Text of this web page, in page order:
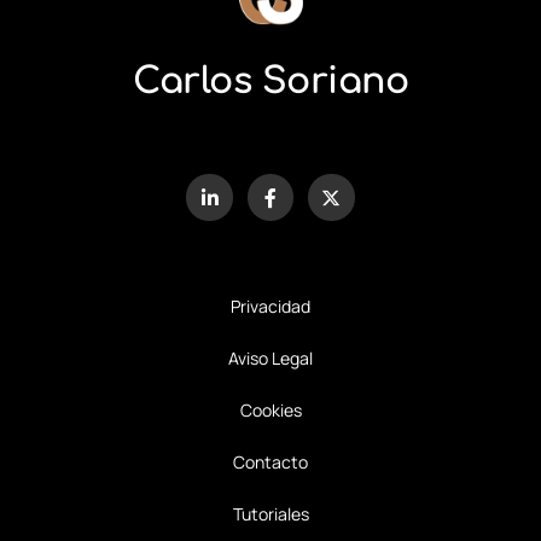
Carlos Soriano
Privacidad
Aviso Legal
Cookies
Contacto
Tutoriales